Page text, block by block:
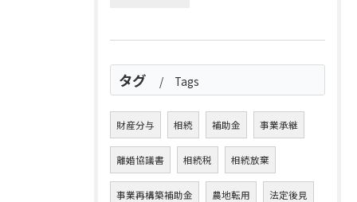
タグ Tags
財産分与 相続 補助金 事業承継
離婚協議書 相続税 相続放棄
事業再構築補助金 農地転用 法定後見